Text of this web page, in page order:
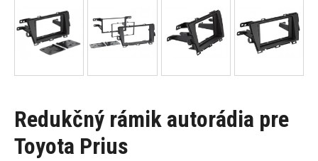
Redukčný rámik autorádia pre
Toyota Prius